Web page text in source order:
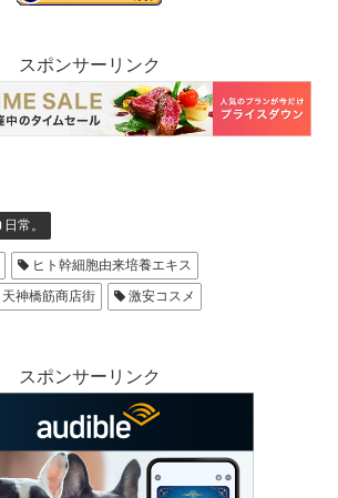
スポンサーリンク
日常。
ヒト幹細胞由来培養エキス
天神橋筋商店街
激安コスメ
スポンサーリンク